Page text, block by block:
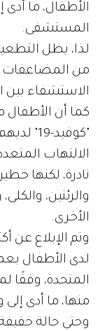
الأطفال، ما أدى
المستشفى.
لذا، يظل
من المضاعفات
الاستشفاء بين
"كوفيد-
نادرة، لكنها
والرئتين،
الأخرى.
المتحدة، وفقًا
منها، ما أدى إلى وفاة